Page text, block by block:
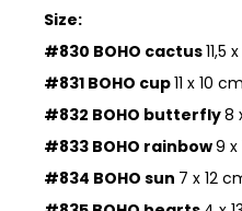
Size:
#830 BOHO cactus11,5
#831 BOHO cup11 x 10
#832 BOHO butterfly8
#833 BOHO rainbow9 x
#834 BOHO sun 7 x 12